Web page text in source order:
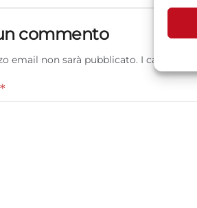
commento
email non sarà pubblicato. I campi
*